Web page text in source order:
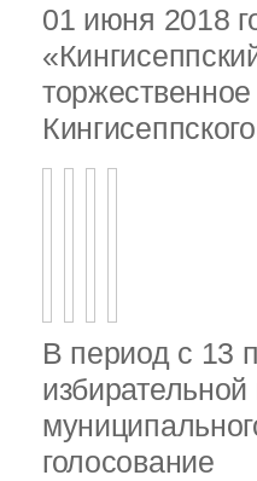
01 июня 2018
В период с 13
голосование